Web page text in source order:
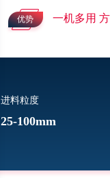
优势 一机多用
进料粒度
25-100mm